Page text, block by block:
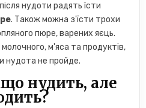
нудоти радять їсти
. Також можна з'їсти трохи
пюре, варених яєць.
м'яса та продуктів,
нудота не пройде.
нудить, але